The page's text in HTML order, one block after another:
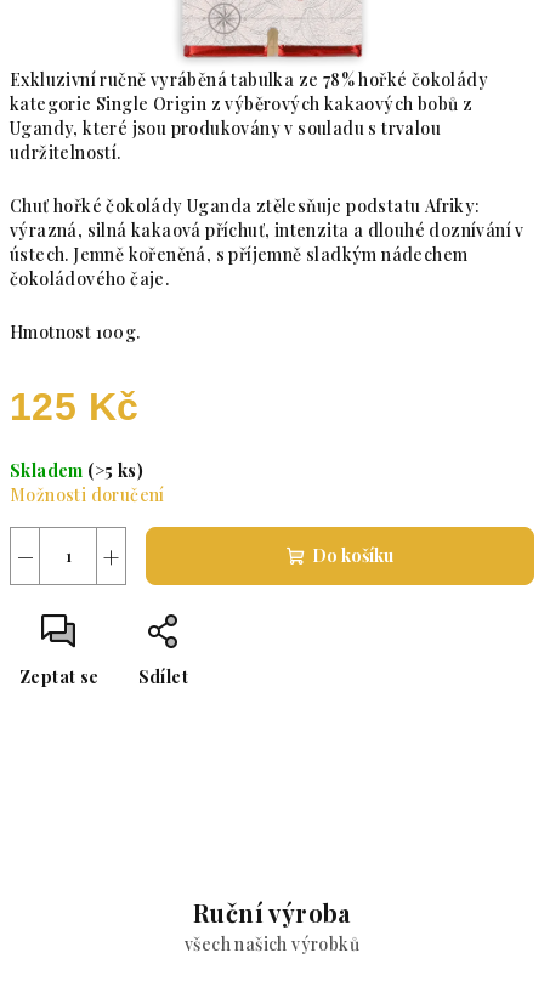
Exkluzivní ručně vyráběná tabulka ze 78% hořké čokolády
kategorie Single Origin z výběrových kakaových bobů z
Ugandy, které jsou produkovány v souladu s trvalou
udržitelností.
Chuť hořké čokolády Uganda ztělesňuje podstatu Afriky:
výrazná, silná kakaová příchuť, intenzita a dlouhé doznívání v
ústech. Jemně kořeněná, s příjemně sladkým nádechem
čokoládového čaje.
Hmotnost 100g.
125 Kč
Skladem (>5 ks)
Možnosti doručení
+
− Do košíku
Zeptat se Sdílet
Ruční výroba
všech našich výrobků